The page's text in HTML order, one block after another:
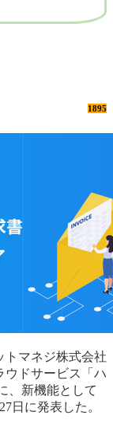
1895
トマネジ株式会社
ウドサービス「ハ
、新機能として
日に発表した。